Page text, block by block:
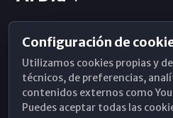
Horarios de Misa
Hemeroteca
WhatsApp
Configuración de
Utilizamos cookies propias y
técnicos, de preferencias,
contenidos externos como
Puedes aceptar todas las